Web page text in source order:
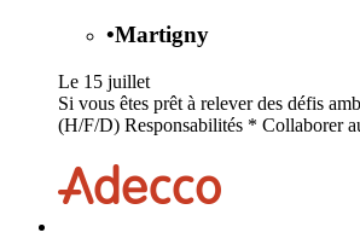
•Martigny
Le 15 juillet
Si vous êtes prêt à relever des défis
(H/F/D) Responsabilités * Collaborer